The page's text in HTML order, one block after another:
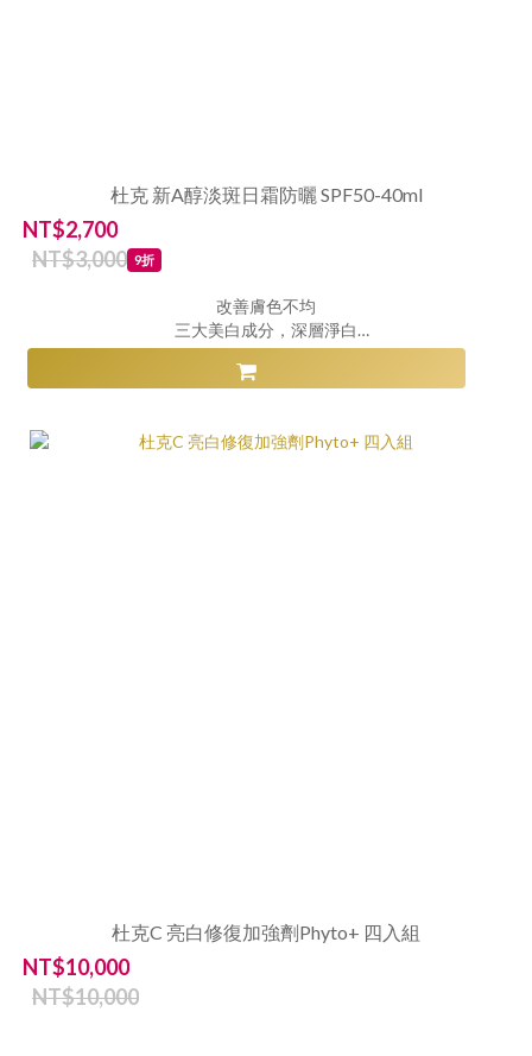
杜克 新A醇淡斑日霜防曬 SPF50-40ml
NT$2,700
NT$3,000 9折
改善膚色不均
三大美白成分，深層淨白
清爽型SPF50防曬美白霜
杜克C 亮白修復加強劑Phyto+ 四入組
NT$10,000
NT$10,000